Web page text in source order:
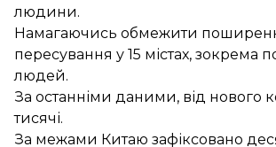
людини.
Намагаючись обмежити
пересування у 15 містах, зокрема
людей.
За останніми даними, від нового
тисячі.
За межами Китаю зафіксовано